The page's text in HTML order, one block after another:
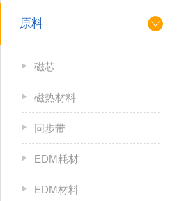
原料
磁芯
磁热材料
同步带
EDM耗材
EDM材料